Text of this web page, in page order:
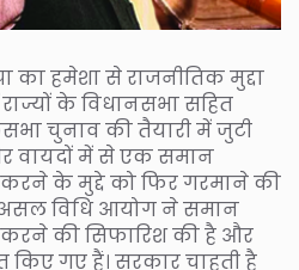
का हमेशा से राजनीतिक मुद्दा
के विधानसभा सहित
चुनाव की तैयारी में जुटी
वायदों में से एक समान
के मुद्दे को फिर गरमाने की
विधि आयोग ने समान
की सिफारिश की है और
गए हैं। सरकार चाहती है